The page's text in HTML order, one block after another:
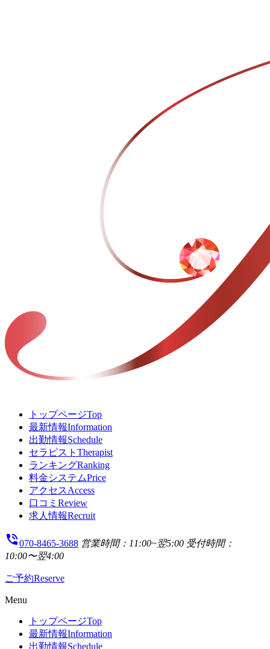
トップページTop
最新情報Information
出勤情報Schedule
セラピスト Therapist
ランキングRanking
料金システムPrice
アクセスAccess
口コミ Review
求人情報Recruit
phone_in_talk070-8465-3688 営業時間：11:00~翌5:00 受付時間：
10:00〜翌4:00
ご予約Reserve
Menu
トップページTop
最新情報Information
出勤情報Schedule